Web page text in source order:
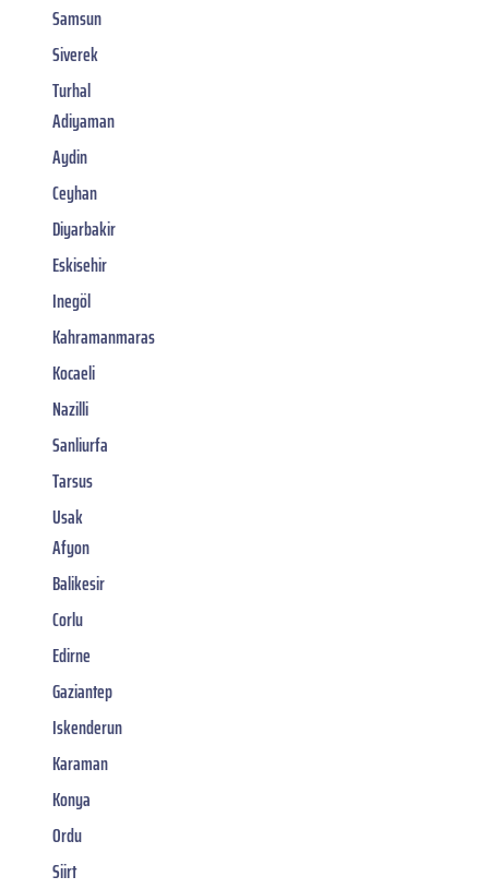
Samsun
Siverek
Turhal
Adiyaman
Aydin
Ceyhan
Diyarbakir
Eskisehir
Inegöl
Kahramanmaras
Kocaeli
Nazilli
Sanliurfa
Tarsus
Usak
Afyon
Balikesir
Corlu
Edirne
Gaziantep
Iskenderun
Karaman
Konya
Ordu
Siirt